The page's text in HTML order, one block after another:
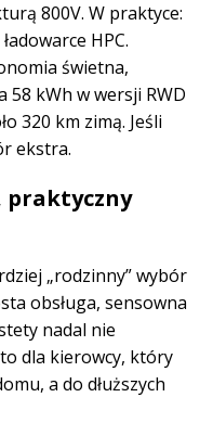
800V. W praktyce:
HPC.
świetna,
58 kWh w wersji RWD
320 km zimą. Jeśli
ekstra.
praktyczny
„rodzinny” wybór
obsługa, sensowna
nadal nie
dla kierowcy, który
a do dłuższych